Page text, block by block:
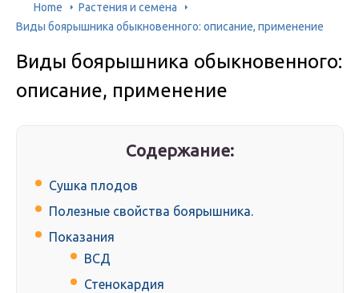
Home
Растения и семена
Виды боярышника обыкновенного: описание, применение
Виды боярышника обыкновенного:
описание, применение
Содержание:
Сушка плодов
Полезные свойства боярышника.
Показания
ВСД
Стенокардия